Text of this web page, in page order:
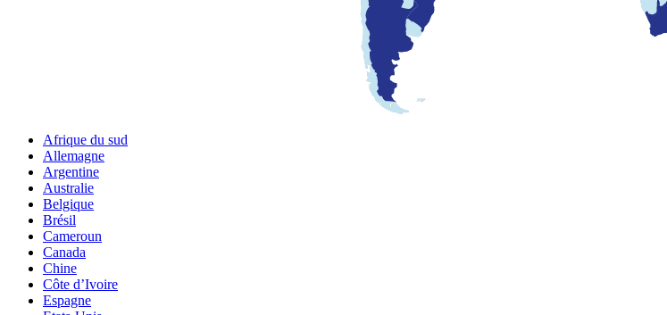
Afrique du sud
Allemagne
Argentine
Australie
Belgique
Brésil
Cameroun
Canada
Chine
Côte d’Ivoire
Espagne